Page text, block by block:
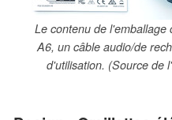
Le contenu de l'emballage
A6, un câble audio/de
d'utilisation. (Source de